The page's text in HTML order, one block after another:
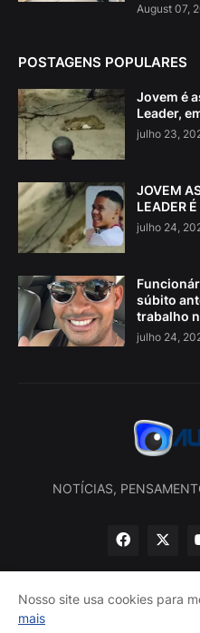
August 07,
POSTAGENS POPULARES
Jovem é
Leader,
julho 23,
JOVEM
LEADER
julho 24,
súbito
trabalho
julho 24,
NOTÍCIAS,
Início
Nosso site usa cookies para
mais